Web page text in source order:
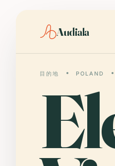
Audiala
目的地 POLAND